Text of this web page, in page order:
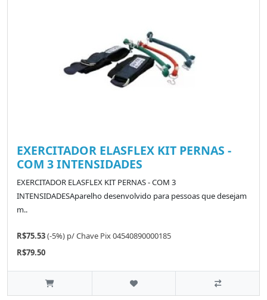
EXERCITADOR ELASFLEX KIT PERNAS -
COM 3 INTENSIDADES
EXERCITADOR ELASFLEX KIT PERNAS - COM 3
INTENSIDADESAparelho desenvolvido para pessoas que desejam
m..
R$75.53(-5%) p/Chave Pix 04540890000185
R$79.50